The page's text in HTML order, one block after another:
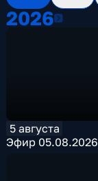
20262026
5 августа
Эфир 05.08.2026